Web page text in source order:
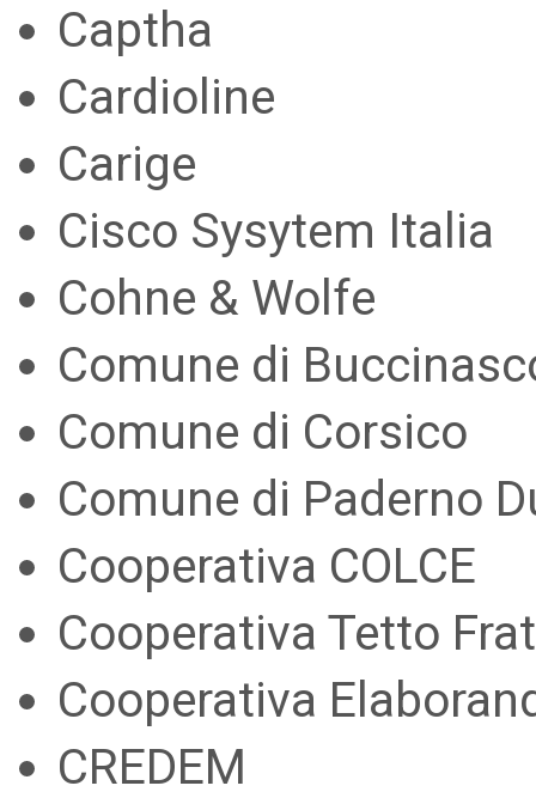
Captha
Cardioline
Carige
Cisco Sysytem Italia
Cohne & Wolfe
Comune di
Comune di Corsico
Comune di Paderno
Cooperativa COLCE
Cooperativa Tetto
Cooperativa
CREDEM